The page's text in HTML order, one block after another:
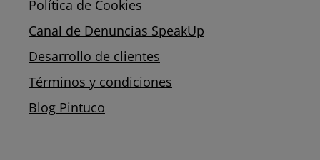
Política de Cookies
Canal de Denuncias SpeakUp
Desarrollo de clientes
Términos y condiciones
Blog Pintuco